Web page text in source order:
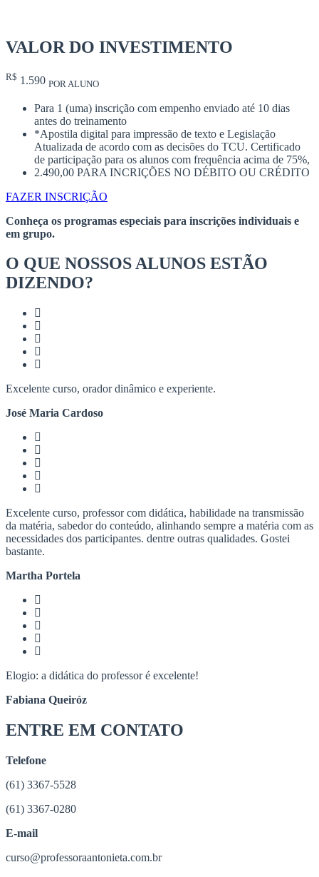
VALOR DO INVESTIMENTO
R$ 1.590 POR ALUNO
Para 1 (uma) inscrição com empenho enviado até 10 dias
antes do treinamento
*Apostila digital para impressão de texto e Legislação
Atualizada de acordo com as decisões do TCU. Certificado
de participação para os alunos com frequência acima de 75%,
2.490,00 PARA INCRIÇÕES NO DÉBITO OU CRÉDITO
FAZER INSCRIÇÃO
Conheça os programas especiais para inscrições individuais e
em grupo.
O QUE NOSSOS ALUNOS ESTÃO
DIZENDO?
Excelente curso, orador dinâmico e experiente.
José Maria Cardoso
Excelente curso, professor com didática, habilidade na transmissão
da matéria, sabedor do conteúdo, alinhando sempre a matéria com as
necessidades dos participantes. dentre outras qualidades. Gostei
bastante.
Martha Portela
Elogio: a didática do professor é excelente!
Fabiana Queiróz
ENTRE EM CONTATO
Telefone
(61) 3367-5528
(61) 3367-0280
E-mail
curso@professoraantonieta.com.br